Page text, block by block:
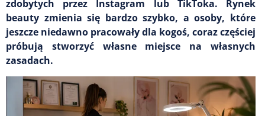
zdobytych przez Instagram lub TikToka. Rynek
beauty zmienia się bardzo szybko, a osoby, które
jeszcze niedawno pracowały dla kogoś, coraz częściej
próbują stworzyć własne miejsce na własnych
zasadach.